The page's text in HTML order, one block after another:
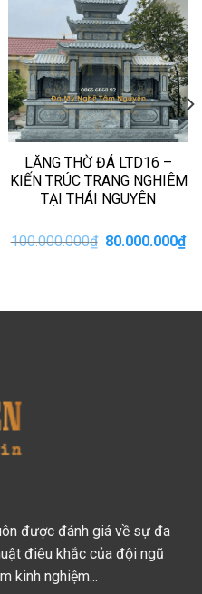
LĂNG THỜ ĐÁ LTD16 –
KIẾN TRÚC TRANG NGHIÊM
TẠI THÁI NGUYÊN
100.000.000₫ Giá
80.000.000₫
được đánh giá về sự đa
điêu khắc của đội ngũ
kinh nghiệm...